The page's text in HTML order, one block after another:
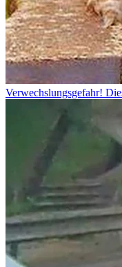
Verwechslungsgefahr!